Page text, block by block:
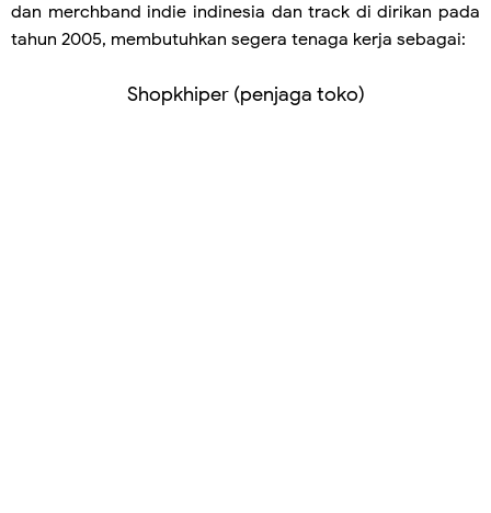
dan merchband indie indinesia dan track di dirikan pada
tahun 2005, membutuhkan segera tenaga kerja sebagai:
Shopkhiper (penjaga toko)